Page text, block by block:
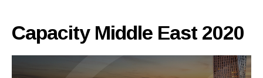
Capacity Middle East 2020